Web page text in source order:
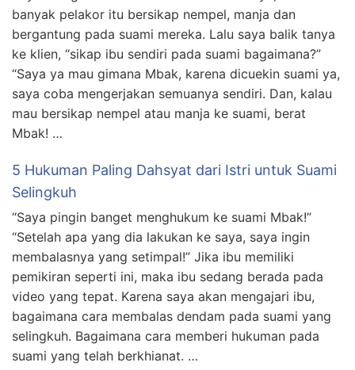
banyak pelakor itu bersikap nempel, manja dan
bergantung pada suami mereka. Lalu saya balik tanya
ke klien, “sikap ibu sendiri pada suami bagaimana?”
“Saya ya mau gimana Mbak, karena dicuekin suami ya,
saya coba mengerjakan semuanya sendiri. Dan, kalau
mau bersikap nempel atau manja ke suami, berat
Mbak! …
5 Hukuman Paling Dahsyat dari Istri untuk Suami
Selingkuh
“Saya pingin banget menghukum ke suami Mbak!”
“Setelah apa yang dia lakukan ke saya, saya ingin
membalasnya yang setimpal!” Jika ibu memiliki
pemikiran seperti ini, maka ibu sedang berada pada
video yang tepat. Karena saya akan mengajari ibu,
bagaimana cara membalas dendam pada suami yang
selingkuh. Bagaimana cara memberi hukuman pada
suami yang telah berkhianat. …